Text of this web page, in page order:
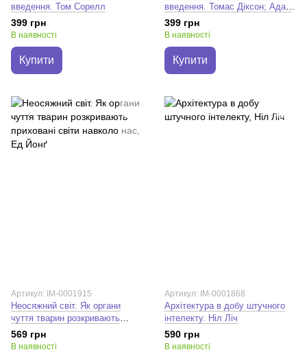
введення. Том Сорелл
399 грн
В наявності
Купити
введення. Томас Діксон; Адам
Шапіро
399 грн
В наявності
Купити
Артикул: IM-0001915
Неосяжний світ. Як органи
чуття тварин розкривають
приховані світи навколо нас.
Ед Йонґ
569 грн
В наявності
Артикул: IM-0001868
Архітектура в добу штучного
інтелекту. Ніл Ліч
590 грн
В наявності